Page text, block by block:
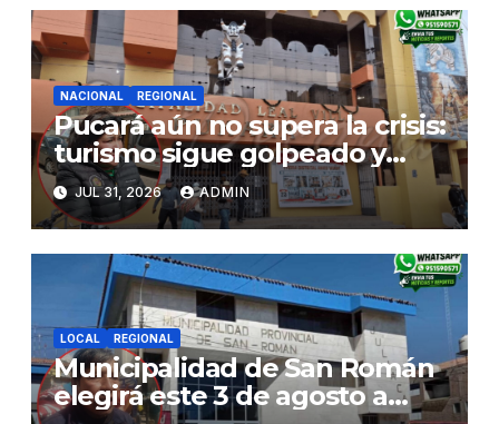
NACIONAL REGIONAL
Pucará aún no supera la crisis:
turismo sigue golpeado y
alcaldesa exige al nuevo
Gobierno fondos para obras
paralizadas
JUL 31, 2026 ADMIN
LOCAL REGIONAL
Municipalidad de San Román
elegirá este 3 de agosto a